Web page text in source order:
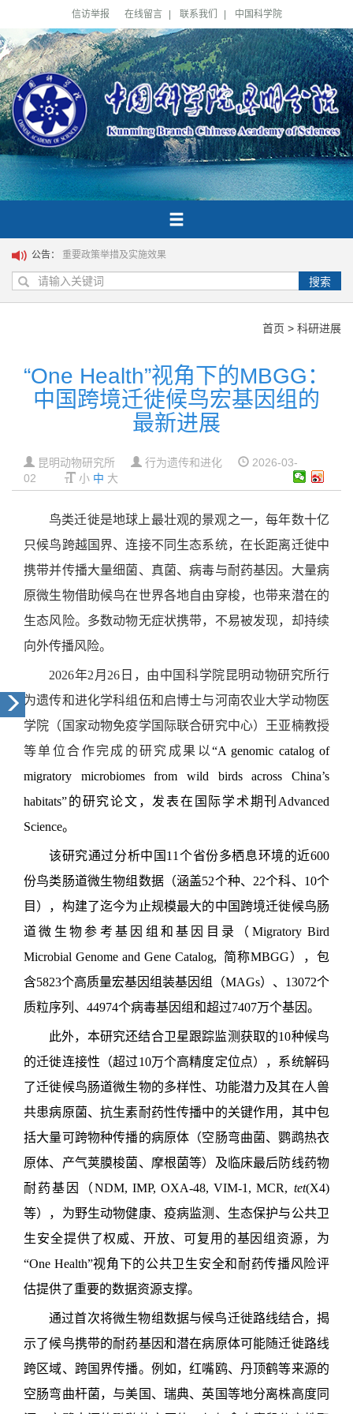
信访举报 在线留言 联系我们 中国科学院
公告： 重要政策举措及实施效果
搜索
首页 > 科研进展
“One Health”视角下的MBGG：
中国跨境迁徙候鸟宏基因组的
最新进展
昆明动物研究所 行为遗传和进化
2026-03-
02
小 中 大
鸟类迁徙是地球上最壮观的景观之一，每年数十亿
只候鸟跨越国界、连接不同生态系统，在长距离迁徙中
携带并传播大量细菌、真菌、病毒与耐药基因。大量病
原微生物借助候鸟在世界各地自由穿梭，也带来潜在的
生态风险。多数动物无症状携带，不易被发现，却持续
向外传播风险。
2026年2月26日，由中国科学院昆明动物研究所行
为遗传和进化学科组伍和启博士与河南农业大学动物医
学院（国家动物免疫学国际联合研究中心）王亚楠教授
等单位合作完成的研究成果以 “A genomic catalog of
migratory microbiomes from wild birds across China’s
habitats”的研究论文，发表在国际学术期刊Advanced
Science。
该研究通过分析中国11个省份多栖息环境的近600
份鸟类肠道微生物组数据（涵盖52个种、22个科、10个
目），构建了迄今为止规模最大的中国跨境迁徙候鸟肠
道微生物参考基因组和基因目录（Migratory Bird
Microbial Genome and Gene Catalog, 简称MBGG），包
含5823个高质量宏基因组装基因组（MAGs）、13072个
质粒序列、44974个病毒基因组和超过7407万个基因。
此外，本研究还结合卫星跟踪监测获取的10种候鸟
的迁徙连接性（超过10万个高精度定位点），系统解码
了迁徙候鸟肠道微生物的多样性、功能潜力及其在人兽
共患病原菌、抗生素耐药性传播中的关键作用，其中包
括大量可跨物种传播的病原体（空肠弯曲菌、鹦鹉热衣
原体、产气荚膜梭菌、摩根菌等）及临床最后防线药物
耐药基因（NDM, IMP, OXA-48, VIM-1, MCR, tet(X4)
等），为野生动物健康、疫病监测、生态保护与公共卫
生安全提供了权威、开放、可复用的基因组资源，为
“One Health”视角下的公共卫生安全和耐药传播风险评
估提供了重要的数据资源支撑。
通过首次将微生物组数据与候鸟迁徙路线结合，揭
示了候鸟携带的耐药基因和潜在病原体可能随迁徙路线
跨区域、跨国界传播。例如，红嘴鸥、丹顶鹤等来源的
空肠弯曲杆菌，与美国、瑞典、英国等地分离株高度同